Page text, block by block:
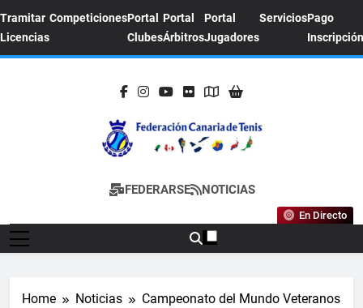
Tramitar
Licencias
CompeticionesPortal
Clubes
Portal
Árbitros
Portal
Jugadores
ServiciosPago
Inscripción
FEDERACION
CANARIA DE
TENIS
Sitio Oficial De La Federación Canaria De
FEDERARSE NOTICIAS
En Directo
Home Noticias Campeonato del Mundo Veteranos